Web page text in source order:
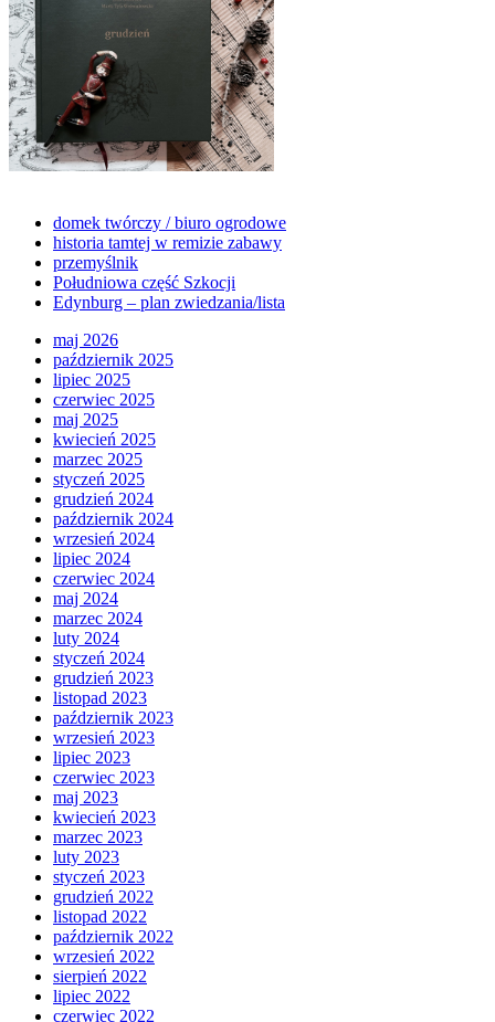
domek twórczy / biuro ogrodowe
historia tamtej w remizie zabawy
przemyślnik
Południowa część Szkocji
Edynburg – plan zwiedzania/lista
maj 2026
październik 2025
lipiec 2025
czerwiec 2025
maj 2025
kwiecień 2025
marzec 2025
styczeń 2025
grudzień 2024
październik 2024
wrzesień 2024
lipiec 2024
czerwiec 2024
maj 2024
marzec 2024
luty 2024
styczeń 2024
grudzień 2023
listopad 2023
październik 2023
wrzesień 2023
lipiec 2023
czerwiec 2023
maj 2023
kwiecień 2023
marzec 2023
luty 2023
styczeń 2023
grudzień 2022
listopad 2022
październik 2022
wrzesień 2022
sierpień 2022
lipiec 2022
czerwiec 2022